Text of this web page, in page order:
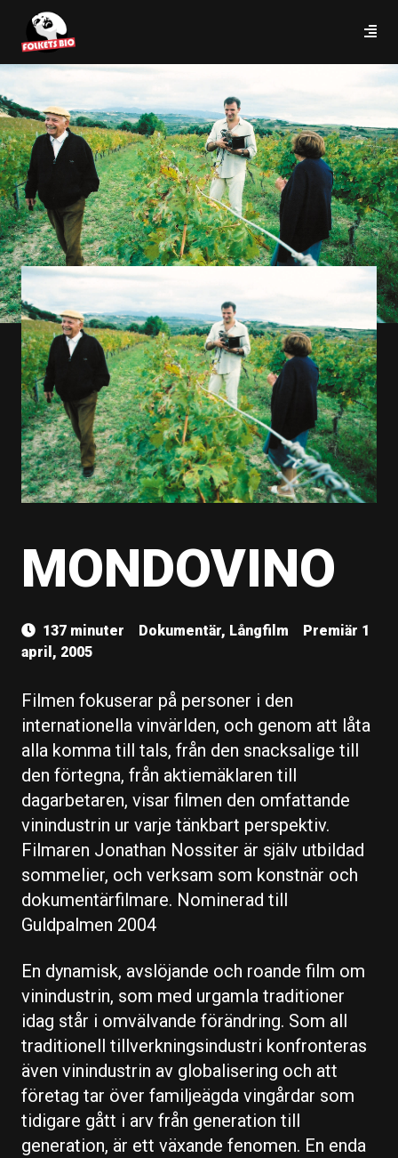
MONDOVINO
137 minuter Dokumentär, Långfilm
Premiär 1
april, 2005
Filmen fokuserar på personer i den
internationella vinvärlden, och genom att låta
alla komma till tals, från den snacksalige till
den förtegna, från aktiemäklaren till
dagarbetaren, visar filmen den omfattande
vinindustrin ur varje tänkbart perspektiv.
Filmaren Jonathan Nossiter är själv utbildad
sommelier, och verksam som konstnär och
dokumentärfilmare. Nominerad till
Guldpalmen 2004
En dynamisk, avslöjande och roande film om
vinindustrin, som med urgamla traditioner
idag står i omvälvande förändring. Som all
traditionell tillverkningsindustri konfronteras
även vinindustrin av globalisering och att
företag tar över familjeägda vingårdar som
tidigare gått i arv från generation till
generation, är ett växande fenomen. En enda